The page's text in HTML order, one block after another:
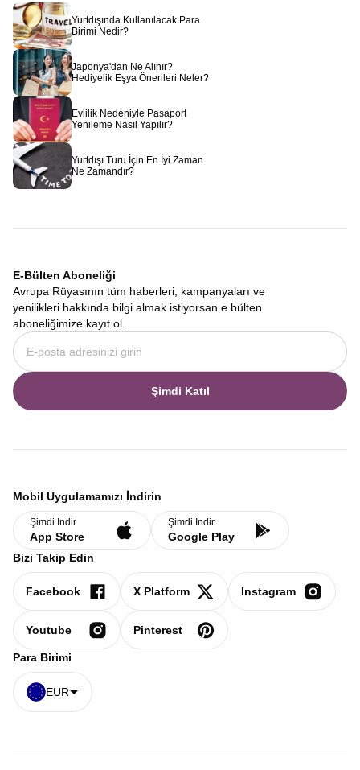
Yurtdışında Kullanılacak Para
Birimi Nedir?
Japonya'dan Ne Alınır?
Hediyelik Eşya Önerileri Neler?
Evlilik Nedeniyle Pasaport
Yenileme Nasıl Yapılır?
Yurtdışı Turu İçin En İyi Zaman
Ne Zamandır?
E-Bülten Aboneliği
Avrupa Rüyasının tüm haberleri, kampanyaları ve
yenilikleri hakkında bilgi almak istiyorsan e bülten
aboneliğimize kayıt ol.
Şimdi Katıl
Mobil Uygulamamızı İndirin
Şimdi İndir
App Store
Şimdi İndir
Google Play
Bizi Takip Edin
Facebook X Platform Instagram
Youtube Pinterest
Para Birimi
EUR